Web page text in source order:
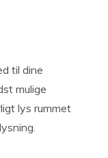
til dine
mulige
lys rummet